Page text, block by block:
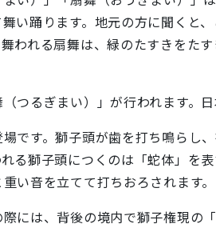
い踊ります。地元の方に聞くと
われる扇舞は、緑のたすきをた
つるぎまい）」が行われます。
です。獅子頭が歯を打ち鳴らし
る獅子頭につくのは「蛇体」を
重い音を立てて打ちおろされます
には、背後の境内で獅子権現の